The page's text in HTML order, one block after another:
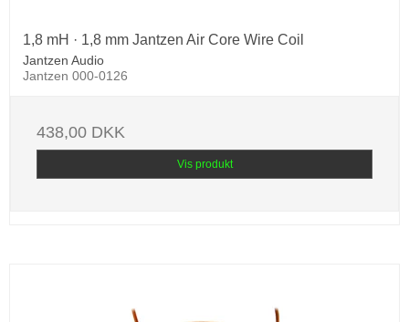
1,8 mH · 1,8 mm Jantzen Air Core Wire Coil
Jantzen Audio
Jantzen 000-0126
438,00 DKK
Vis produkt